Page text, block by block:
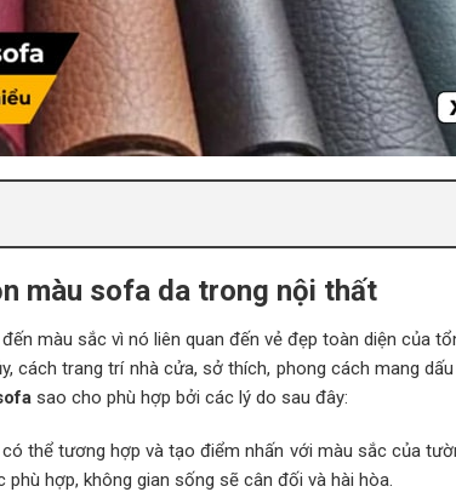
màu sofa da trong nội thất
màu sắc vì nó liên quan đến vẻ đẹp toàn diện của
cách trang trí nhà cửa, sở thích, phong cách mang
sao cho phù hợp bởi các lý do sau đây:
thể tương hợp và tạo điểm nhấn với màu sắc của
hợp, không gian sống sẽ cân đối và hài hòa.